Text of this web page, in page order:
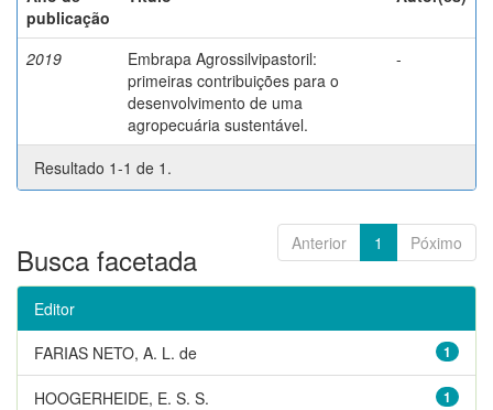
publicação
2019
Embrapa Agrossilvipastoril:
primeiras contribuições para o
desenvolvimento de uma
agropecuária sustentável.
-
Resultado 1-1 de 1.
Anterior 1 Póximo
Busca facetada
Editor
1
FARIAS NETO, A. L. de
1
HOOGERHEIDE, E. S. S.